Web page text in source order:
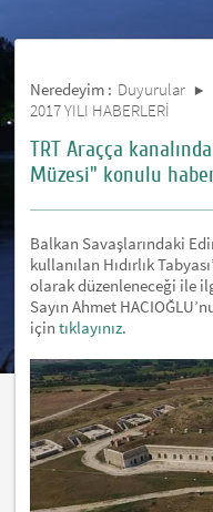
Neredeyim : Duyurular
2017 YILI HABERLERİ
TRT Araçça
Müzesi" konulu
Balkan Savaşlarındaki
kullanılan Hıdırlık
olarak düzenleneceği ile
Sayın Ahmet
içintıklayınız.